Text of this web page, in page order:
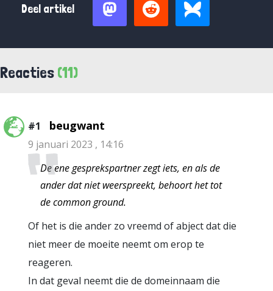
Deel artikel
Reacties (11)
#1 beugwant
9 januari 2023 , 14:16
De ene gesprekspartner zegt iets, en als de
ander dat niet weerspreekt, behoort het tot
de common ground.
Of het is die ander zo vreemd of abject dat die
niet meer de moeite neemt om erop te
reageren.
In dat geval neemt die de domeinnaam die